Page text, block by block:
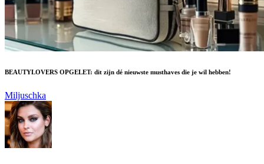
BEAUTYLOVERS OPGELET: dit zijn dé nieuwste musthaves die je wil hebben!
Miljuschka